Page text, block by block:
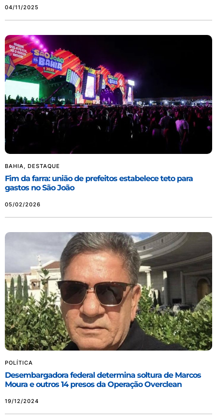
04/11/2025
BAHIA DESTAQUE
Fim da farra: união de prefeitos estabelece teto para
gastos no São João
05/02/2026
POLÍTICA
Desembargadora federal determina soltura de Marcos
Moura e outros 14 presos da Operação Overclean
19/12/2024